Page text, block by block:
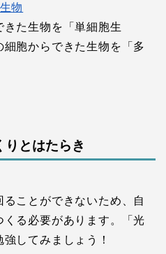
物
た生物を「単細胞生
胞からできた生物を「多
とはたらき
ことができないため、自
る必要があります。「光
してみましょう！